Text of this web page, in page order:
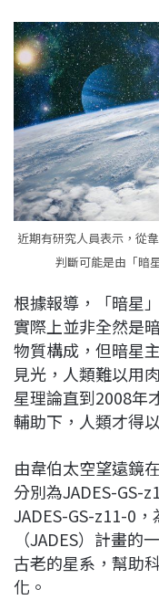
近期有研究人員表示，從
判斷可能是由「暗
根據報導，「暗星
實際上並非全然是
物質構成，但暗星
見光，人類難以用
星理論直到2008年
輔助下，人類才得
由韋伯太空望遠鏡
分別為JADES-GS-
JADES-GS-z11-0
（JADES）計畫
古老的星系，幫助
化。